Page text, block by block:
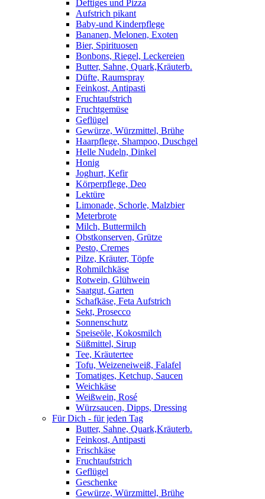
Deftiges und Pizza
Aufstrich pikant
Baby-und Kinderpflege
Bananen, Melonen, Exoten
Bier, Spirituosen
Bonbons, Riegel, Leckereien
Butter, Sahne, Quark,Kräuterb.
Düfte, Raumspray
Feinkost, Antipasti
Fruchtaufstrich
Fruchtgemüse
Geflügel
Gewürze, Würzmittel, Brühe
Haarpflege, Shampoo, Duschgel
Helle Nudeln, Dinkel
Honig
Joghurt, Kefir
Körperpflege, Deo
Lektüre
Limonade, Schorle, Malzbier
Meterbrote
Milch, Buttermilch
Obstkonserven, Grütze
Pesto, Cremes
Pilze, Kräuter, Töpfe
Rohmilchkäse
Rotwein, Glühwein
Saatgut, Garten
Schafkäse, Feta Aufstrich
Sekt, Prosecco
Sonnenschutz
Speiseöle, Kokosmilch
Süßmittel, Sirup
Tee, Kräutertee
Tofu, Weizeneiweiß, Falafel
Tomatiges, Ketchup, Saucen
Weichkäse
Weißwein, Rosé
Würzsaucen, Dipps, Dressing
Für Dich - für jeden Tag
Butter, Sahne, Quark,Kräuterb.
Feinkost, Antipasti
Frischkäse
Fruchtaufstrich
Geflügel
Geschenke
Gewürze, Würzmittel, Brühe